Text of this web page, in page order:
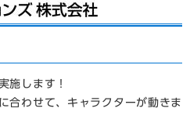
施します！
合わせて、キャラクターが動きま